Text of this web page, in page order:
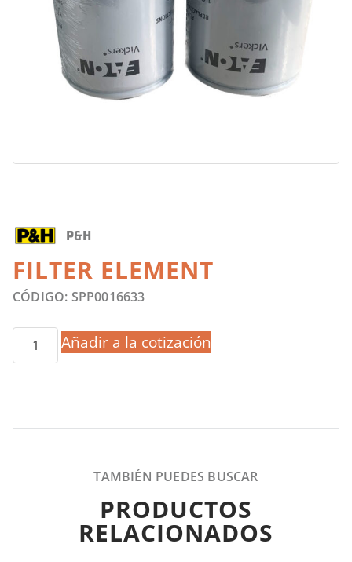
P&H
FILTER ELEMENT
CÓDIGO: SPP0016633
Añadir a la cotización
TAMBIÉN PUEDES BUSCAR
PRODUCTOS
RELACIONADOS